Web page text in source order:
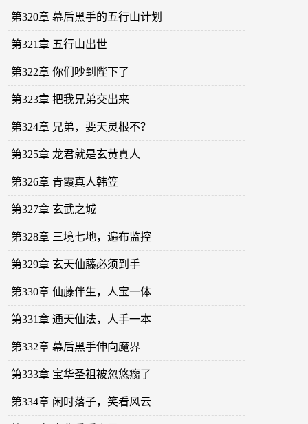
第320章 幕后黑手的五行山计划
第321章 五行山出世
第322章 你们吵到陛下了
第323章 把我兄弟交出来
第324章 兄弟，要天灵根不？
第325章 龙君就是玄黄真人
第326章 青霞真人韩笠
第327章 玄武之城
第328章 三境七地，遍布监控
第329章 玄天仙藤必须到手
第330章 仙藤伴生，人宝一体
第331章 通天仙法，人手一本
第332章 幕后黑手伸向魔界
第333章 宝华圣祖被忽悠瘸了
第334章 闲时落子，笑看风云